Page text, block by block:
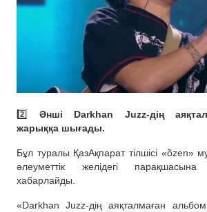
2️⃣ Әнші Darkhan Juzz-дің
жарыққа шығады.
Бұл туралы ҚазАқпарат тілшісі «õzen»
әлеуметтік желідегі
хабарлайды.
«Darkhan Juzz-дің аяқталмаған